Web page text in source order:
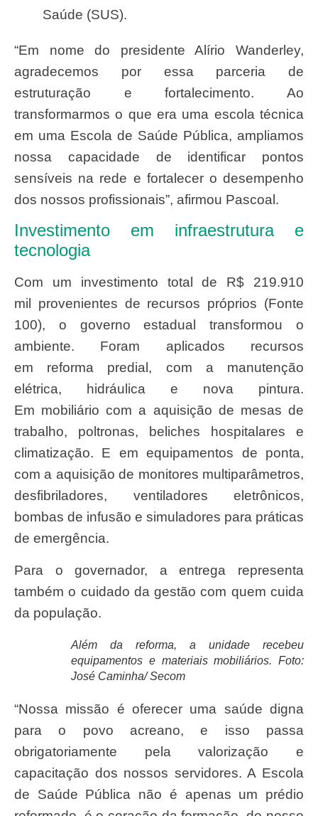
Saúde (SUS).
“Em nome do presidente Alírio Wanderley,
agradecemos por essa parceria de
estruturação e fortalecimento. Ao
transformarmos o que era uma escola técnica
em uma Escola de Saúde Pública, ampliamos
nossa capacidade de identificar pontos
sensíveis na rede e fortalecer o desempenho
dos nossos profissionais”, afirmou Pascoal.
Investimento em infraestrutura e
tecnologia
Com um investimento total de R$ 219.910
mil
provenientes de recursos próprios (Fonte
100), o governo estadual transformou o
ambiente. Foram aplicados recursos
em reforma predial , com a manutenção
elétrica, hidráulica e nova pintura.
Em mobiliário com a aquisição de mesas de
trabalho, poltronas, beliches hospitalares e
climatização. E emequipamentos de ponta,
com a aquisição de monitores multiparâmetros,
desfibriladores, ventiladores eletrônicos,
bombas de infusão e simuladores para práticas
de emergência.
Para o governador, a entrega representa
também o cuidado da gestão com quem cuida
da população.
Além da reforma, a unidade recebeu
equipamentos e materiais mobiliários. Foto:
José Caminha/ Secom
“Nossa missão é oferecer uma saúde digna
para o povo acreano, e isso passa
obrigatoriamente pela valorização e
capacitação dos nossos servidores. A Escola
de Saúde Pública não é apenas um prédio